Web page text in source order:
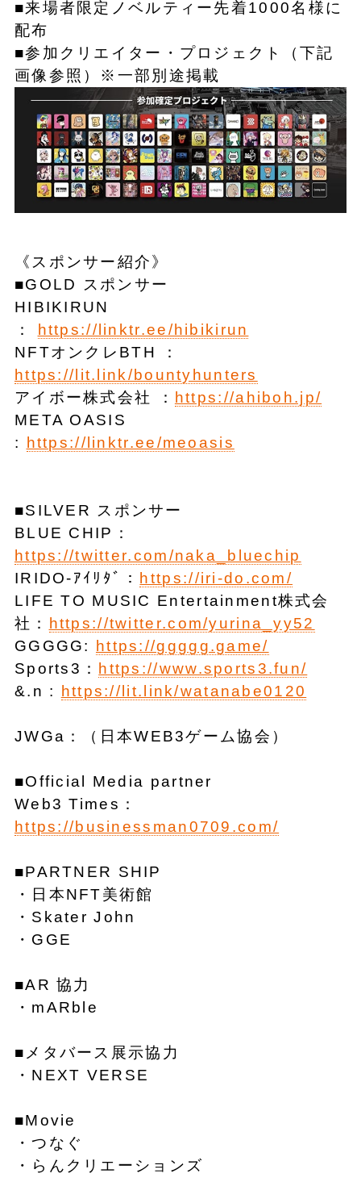
■来場者限定ノベルティー先着1000名様に
配布
■参加クリエイター・プロジェクト（下記
画像参照）※一部別途掲載
《スポンサー紹介》
■GOLD スポンサー
HIBIKIRUN
：
https://linktr.ee/hibikirun
NFTオンクレBTH ：
https://lit.link/bountyhunters
アイボー株式会社 ：
https://ahiboh.jp/
META OASIS
:
https://linktr.ee/meoasis
■SILVER スポンサー
BLUE CHIP：
https://twitter.com/naka_bluechip
IRIDO-ｱｲﾘﾀﾞ：
https://iri-do.com/
LIFE TO MUSIC Entertainment株式会
社：
https://twitter.com/yurina_yy52
GGGGG:
https://ggggg.game/
Sports3：
https://www.sports3.fun/
&.n :
https://lit.link/watanabe0120
JWGa：（日本WEB3ゲーム協会）
■Official Media partner
Web3 Times：
https://businessman0709.com/
■PARTNER SHIP
・日本NFT美術館
・Skater John
・GGE
■AR 協力
・mARble
■メタバース展示協力
・NEXT VERSE
■Movie
・つなぐ
・らんクリエーションズ